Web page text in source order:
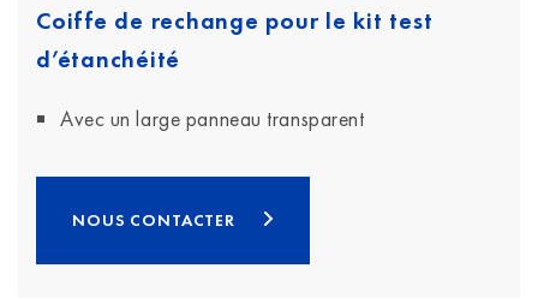
Coiffe de rechange pour le kit test
d’étanchéité
Avec un large panneau transparent
NOUS CONTACTER